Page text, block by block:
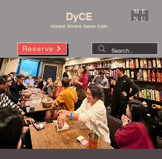
DyCE
Global Board Game Cafe
Reserve
ME
NU